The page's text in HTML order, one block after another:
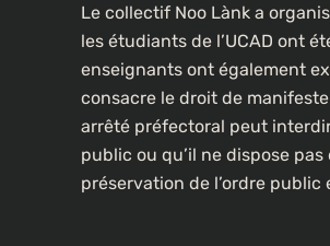
Le collectif Noo Lànk a
les étudiants de l’UCAD ont
enseignants ont également
consacre le droit de
arrêté préfectoral peut
public ou qu’il ne dispose
préservation de l’ordre